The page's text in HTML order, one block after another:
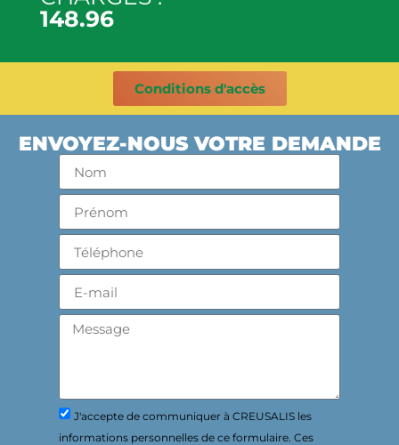
148.96
Conditions d'accès
ENVOYEZ-NOUS VOTRE DEMANDE
J'accepte de communiquer à CREUSALIS les
informations personnelles de ce formulaire. Ces